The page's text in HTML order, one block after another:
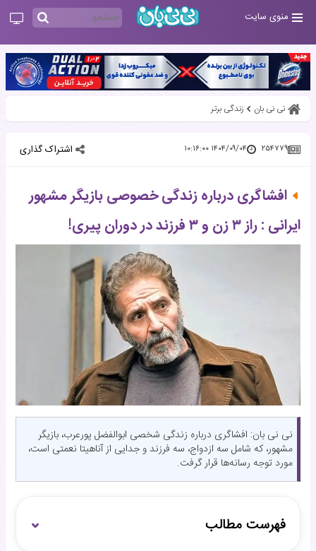
منوی سایت
نی نی بان زندگی برتر
۲۵۴۷۷۹ ۱۴۰۴/۰۹/۰۴ ۱۰:۱۶:۰۰ اشتراک گذاری
افشاگری درباره زندگی خصوصی بازیگر مشهور
ایرانی : راز ۳ زن و ۳ فرزند در دوران پیری!
نی نی بان: افشاگری درباره زندگی شخصی ابوالفضل پورعرب، بازیگر
مشهور، که شامل سه ازدواج، سه فرزند و جدایی از آناهیتا نعمتی است،
مورد توجه رسانه‌ها قرار گرفت.
فهرست مطالب